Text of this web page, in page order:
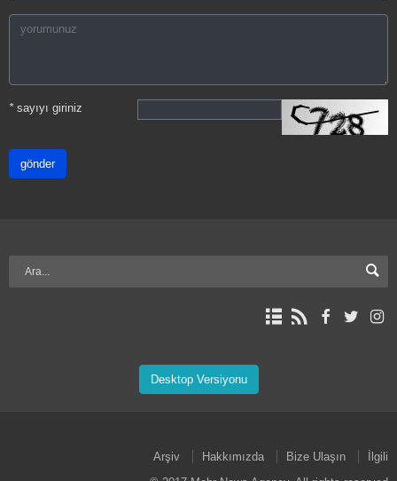
*sayıyı giriniz
gönder
Desktop Versiyonu
Arşiv Hakkımızda Bize Ulaşın
İlgili